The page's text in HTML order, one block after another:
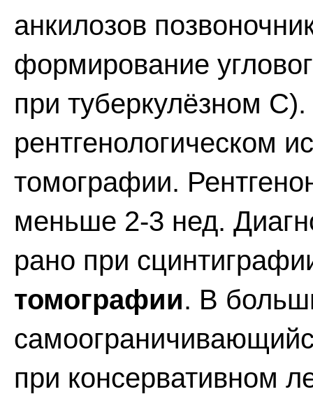
анкилозов
формирование
при туберкулёзном
рентгенологическом
томографии.
меньше 2-3 нед.
рано при
томографии. В
при консервативном